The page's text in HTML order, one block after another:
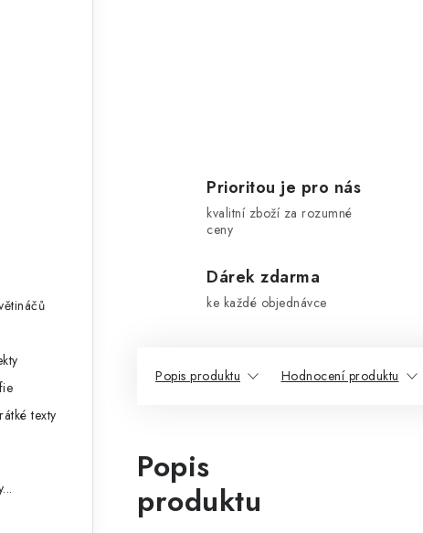
texty
Prioritou je pro nás
kvalitní zboží za rozumné
ceny
Dárek zdarma
ke každé objednávce
Popis produktu Hodnocení produktu
Popis
produktu